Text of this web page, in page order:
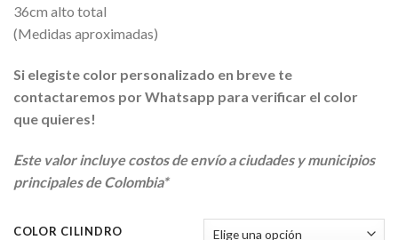
36cm alto total
(Medidas aproximadas)
Si elegiste color personalizado en breve te
contactaremos por Whatsapp para verificar el color
que quieres!
Este valor incluye costos de envío a ciudades y municipios
principales de Colombia*
COLOR CILINDRO